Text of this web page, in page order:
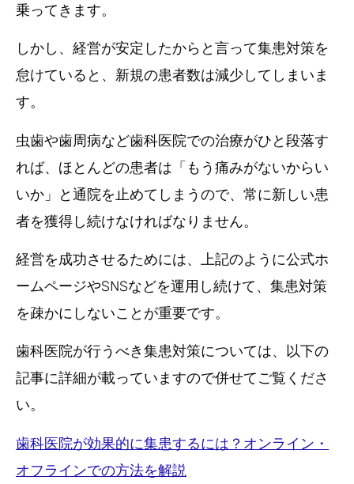
乗ってきます。
しかし、経営が安定したからと言って集患対策を
怠けていると、新規の患者数は減少してしまいま
す。
虫歯や歯周病など歯科医院での治療がひと段落す
れば、ほとんどの患者は「もう痛みがないからい
いか」と通院を止めてしまうので、常に新しい患
者を獲得し続けなければなりません。
経営を成功させるためには、上記のように公式ホ
ームページやSNSなどを運用し続けて、集患対策
を疎かにしないことが重要です。
歯科医院が行うべき集患対策については、以下の
記事に詳細が載っていますので併せてご覧くださ
い。
歯科医院が効果的に集患するには？オンライン・
オフラインでの方法を解説